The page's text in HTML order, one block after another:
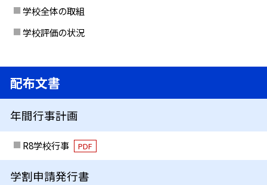
学校全体の取組
学校評価の状況
配布文書
年間行事計画
R8学校行事 PDF
学割申請発行書